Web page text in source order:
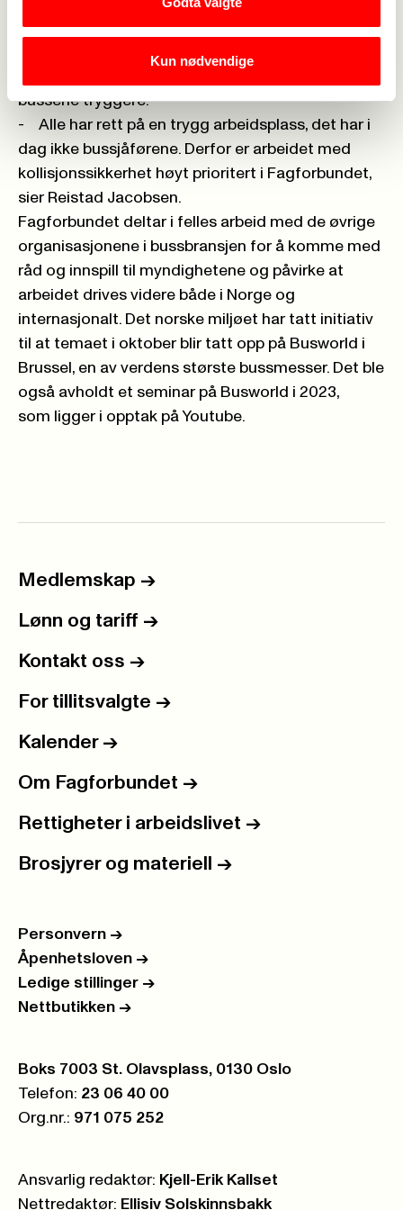
Kun nødvendige
Ingunn Reistad Jacobsen, leder i Yrkesseksjon
samferdsel og teknisk, mener rapporten er viktig
og noe som myndighetene må følge opp videre
bussene tryggere.
- Alle har rett på en trygg arbeidsplass, det har i
dag ikke bussjåførene. Derfor er arbeidet med
kollisjonssikkerhet høyt prioritert i Fagforbundet,
sier Reistad Jacobsen.
Fagforbundet deltar i felles arbeid med de øvrige
organisasjonene i bussbransjen for å komme med
råd og innspill til myndighetene og påvirke at
arbeidet drives videre både i Norge og
internasjonalt. Det norske miljøet har tatt initiativ
til at temaet i oktober blir tatt opp på Busworld i
Brussel, en av verdens største bussmesser. Det ble
også avholdt et seminar på Busworld i 2023,
som ligger i opptak på Youtube.
Medlemskap ->
Lønn og tariff ->
Kontakt oss ->
For tillitsvalgte ->
Kalender ->
Om Fagforbundet ->
Rettigheter i arbeidslivet ->
Brosjyrer og materiell ->
Personvern ->
Åpenhetsloven ->
Ledige stillinger ->
Nettbutikken ->
Postboks:
Boks 7003 St. Olavsplass, 0130 Oslo
Telefon: 23 06 40 00
Org.nr.: 971 075 252
Ansvarlig redaktør: Kjell-Erik Kallset
Nettredaktør: Ellisiv Solskinnsbakk